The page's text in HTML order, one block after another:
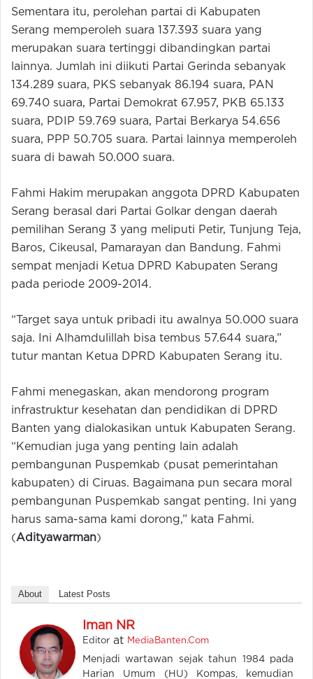
Sementara itu, perolehan partai di Kabupaten
Serang memperoleh suara 137.393 suara yang
merupakan suara tertinggi dibandingkan partai
lainnya. Jumlah ini diikuti Partai Gerinda sebanyak
134.289 suara, PKS sebanyak 86.194 suara, PAN
69.740 suara, Partai Demokrat 67.957, PKB 65.133
suara, PDIP 59.769 suara, Partai Berkarya 54.656
suara, PPP 50.705 suara. Partai lainnya memperoleh
suara di bawah 50.000 suara.
Fahmi Hakim merupakan anggota DPRD Kabupaten
Serang berasal dari Partai Golkar dengan daerah
pemilihan Serang 3 yang meliputi Petir, Tunjung Teja,
Baros, Cikeusal, Pamarayan dan Bandung. Fahmi
sempat menjadi Ketua DPRD Kabupaten Serang
pada periode 2009-2014.
“Target saya untuk pribadi itu awalnya 50.000 suara
saja. Ini Alhamdulillah bisa tembus 57.644 suara,”
tutur mantan Ketua DPRD Kabupaten Serang itu.
Fahmi menegaskan, akan mendorong program
infrastruktur kesehatan dan pendidikan di DPRD
Banten yang dialokasikan untuk Kabupaten Serang.
“Kemudian juga yang penting lain adalah
pembangunan Puspemkab (pusat pemerintahan
kabupaten) di Ciruas. Bagaimana pun secara moral
pembangunan Puspemkab sangat penting. Ini yang
harus sama-sama kami dorong,” kata Fahmi.
(Adityawarman)
About Latest Posts
Iman NR
Editor at MediaBanten.Com
Menjadi wartawan sejak tahun 1984 pada
Harian Umum (HU) Kompas, kemudian